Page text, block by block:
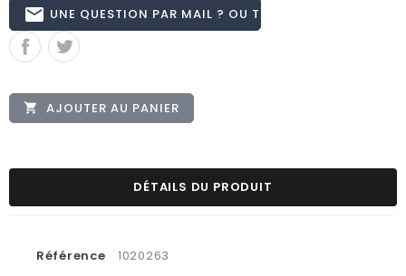
email UNE QUESTION PAR MAIL ? OU TÉL 02.51.62.16.59
 AJOUTER AU PANIER
DÉTAILS DU PRODUIT
Référence 1020263